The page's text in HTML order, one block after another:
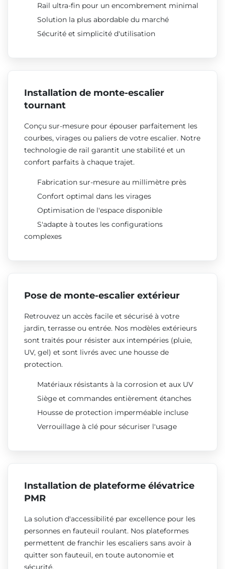
Rail ultra-fin pour un encombrement minimal
Solution la plus abordable du marché
Sécurité et simplicité d'utilisation
Installation de monte-escalier
tournant
Conçu sur-mesure pour épouser parfaitement les
courbes, virages ou paliers de votre escalier. Notre
technologie de rail garantit une stabilité et un
confort parfaits à chaque trajet.
Fabrication sur-mesure au millimètre près
Confort optimal dans les virages
Optimisation de l'espace disponible
S'adapte à toutes les configurations
complexes
Pose de monte-escalier extérieur
Retrouvez un accès facile et sécurisé à votre
jardin, terrasse ou entrée. Nos modèles extérieurs
sont traités pour résister aux intempéries (pluie,
UV, gel) et sont livrés avec une housse de
protection.
Matériaux résistants à la corrosion et aux UV
Siège et commandes entièrement étanches
Housse de protection imperméable incluse
Verrouillage à clé pour sécuriser l'usage
Installation de plateforme élévatrice
PMR
La solution d'accessibilité par excellence pour les
personnes en fauteuil roulant. Nos plateformes
permettent de franchir les escaliers sans avoir à
quitter son fauteuil, en toute autonomie et
sécurité.